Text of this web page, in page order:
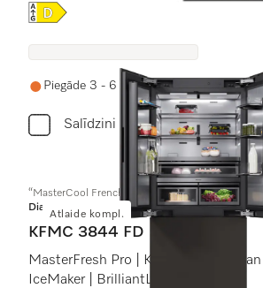
Online Label Flag,
Piegāde 3 - 6 nedēļu laikā
Salīdzini
Atlaide kompl.
“MasterCool FrenchDoor”
Diamond
KFMC 3844 FD
MasterFresh Pro | Kameras | AirClean
IceMaker | BrilliantLight Pro